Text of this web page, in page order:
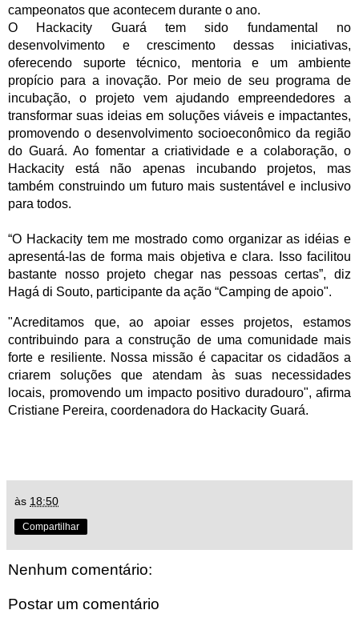
campeonatos que acontecem durante o ano.
O Hackacity Guará tem sido fundamental no
desenvolvimento e crescimento dessas iniciativas,
oferecendo suporte técnico, mentoria e um ambiente
propício para a inovação. Por meio de seu programa de
incubação, o projeto vem ajudando empreendedores a
transformar suas ideias em soluções viáveis e impactantes,
promovendo o desenvolvimento socioeconômico da região
do Guará. Ao fomentar a criatividade e a colaboração, o
Hackacity está não apenas incubando projetos, mas
também construindo um futuro mais sustentável e inclusivo
para todos.
“O Hackacity tem me mostrado como organizar as idéias e
apresentá-las de forma mais objetiva e clara. Isso facilitou
bastante nosso projeto chegar nas pessoas certas”, diz
Hagá di Souto, participante da ação “Camping de apoio".
"Acreditamos que, ao apoiar esses projetos, estamos
contribuindo para a construção de uma comunidade mais
forte e resiliente. Nossa missão é capacitar os cidadãos a
criarem soluções que atendam às suas necessidades
locais, promovendo um impacto positivo duradouro", afirma
Cristiane Pereira, coordenadora do Hackacity Guará.
às 18:50
Compartilhar
Nenhum comentário:
Postar um comentário